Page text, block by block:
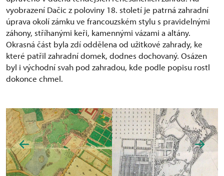
vyobrazení Dačic z poloviny 18. století je patrná zahradní
úprava okolí zámku ve francouzském stylu s pravidelnými
záhony, stříhanými keři, kamennými vázami a altány.
Okrasná část byla zdí oddělena od užitkové zahrady, ke
které patřil zahradní domek, dodnes dochovaný. Osázen
byl i východní svah pod zahradou, kde podle popisu rostl
dokonce chmel.